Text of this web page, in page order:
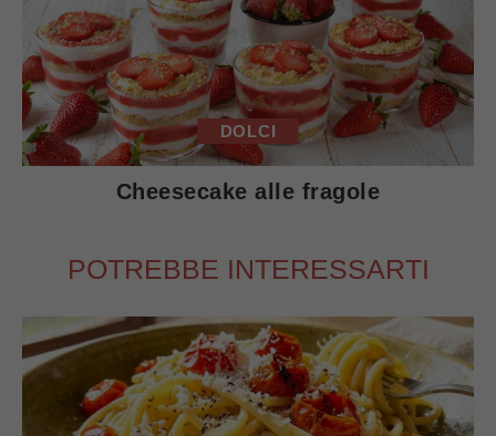
DOLCI
Cheesecake alle fragole
POTREBBE INTERESSARTI